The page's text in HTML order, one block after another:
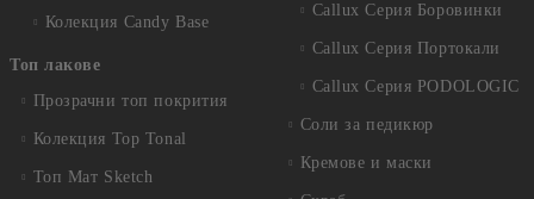
Колекция Candy Base
Топ лакове
Прозрачни топ покрития
Колекция Top Tonal
Топ Мат Sketch
Callux Серия Боровинки
Callux Серия Портокали
Callux Серия PODOLOGIC
Соли за педикюр
Кремове и маски